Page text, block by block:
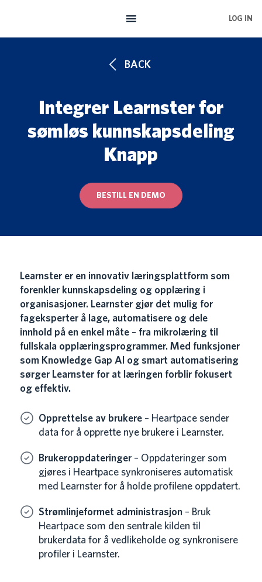
LOG IN
BACK
Integrer Learnster for
sømløs kunnskapsdeling
Knapp
BESTILL EN DEMO
Learnster er en innovativ læringsplattform som
forenkler kunnskapsdeling og opplæring i
organisasjoner. Learnster gjør det mulig for
fageksperter å lage, automatisere og dele
innhold på en enkel måte – fra mikrolæring til
fullskala opplæringsprogrammer. Med funksjoner
som Knowledge Gap AI og smart automatisering
sørger Learnster for at læringen forblir fokusert
og effektiv.
Opprettelse av brukere – Heartpace sender
data for å opprette nye brukere i Learnster.
Brukeroppdateringer – Oppdateringer som
gjøres i Heartpace synkroniseres automatisk
med Learnster for å holde profilene oppdatert.
Strømlinjeformet administrasjon – Bruk
Heartpace som den sentrale kilden til
brukerdata for å vedlikeholde og synkronisere
profiler i Learnster.